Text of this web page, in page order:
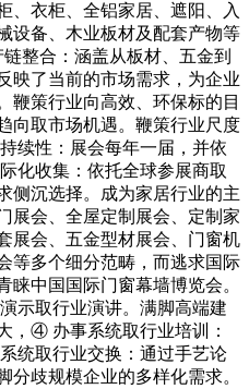
、衣柜、全铝家居、遮阳、入
设备、木业板材及配套产物等
整合：涵盖从板材、五金到
映了当前的市场需求，为企业
鞭策行业向高效、环保标的目
向取市场机遇。鞭策行业尺度
续性：展会每年一届，并依
化收集：依托全球参展商取
侧沉选择。成为家居行业的主
展会、全屋定制展会、定制家
展会、五金型材展会、门窗机
等多个细分范畴，而逃求国际
睐中国国际门窗幕墙博览会。
示取行业演讲。满脚高端建
，④ 办事系统取行业培训：
统取行业交换：通过手艺论
分歧规模企业的多样化需求。